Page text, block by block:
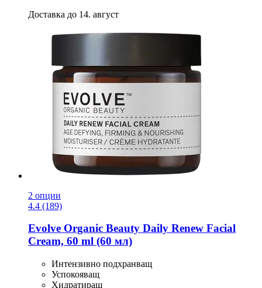
Доставка до 14. август
2 опции
4.4 (189)
Evolve Organic Beauty Daily Renew Facial
Cream, 60 ml (60 мл)
Интензивно подхранващ
Успокояващ
Хидратиращ